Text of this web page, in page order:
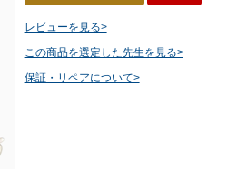
レビューを見る>
この商品を選定した先生を見る>
保証・リペアについて>